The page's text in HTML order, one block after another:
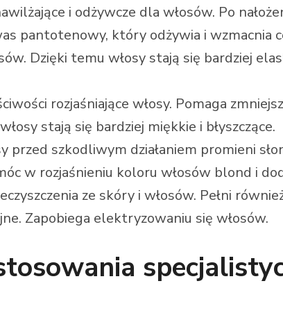
i odżywcze dla włosów. Po
pantotenowy, który odżywia i wzmacnia
Dzięki temu włosy stają się bardziej
rozjaśniające włosy. Pomaga
stają się bardziej miękkie i błyszczące.
przed szkodliwym działaniem promieni
w rozjaśnieniu koloru włosów blond i
ze skóry i włosów. Pełni
Zapobiega elektryzowaniu się włosów.